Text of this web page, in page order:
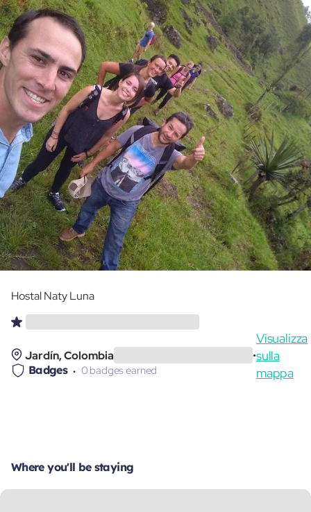
Hostal Naty Luna
Jardín, Colombia •
Visualizza
sulla
mappa
Badges 0 badges earned
Where you'll be staying